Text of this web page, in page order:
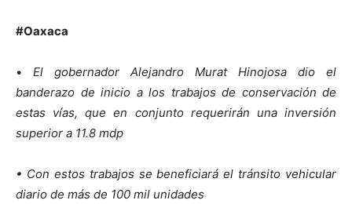
#Oaxaca
• El gobernador Alejandro Murat Hinojosa dio el
banderazo de inicio a los trabajos de conservación de
estas vías, que en conjunto requerirán una inversión
superior a 11.8 mdp
• Con estos trabajos se beneficiará el tránsito vehicular
diario de más de 100 mil unidades